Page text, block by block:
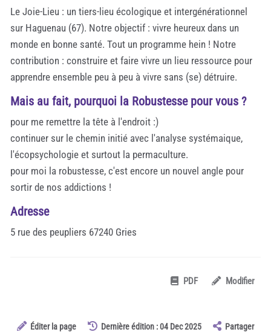
Le Joie-Lieu : un tiers-lieu écologique et intergénérationnel
sur Haguenau (67). Notre objectif : vivre heureux dans un
monde en bonne santé. Tout un programme hein ! Notre
contribution : construire et faire vivre un lieu ressource pour
apprendre ensemble peu à peu à vivre sans (se) détruire.
Mais au fait, pourquoi la Robustesse pour vous ?
pour me remettre la tête à l'endroit :)
continuer sur le chemin initié avec l'analyse systémaique,
l'écopsychologie et surtout la permaculture.
pour moi la robustesse, c'est encore un nouvel angle pour
sortir de nos addictions !
Adresse
5 rue des peupliers 67240 Gries
PDF Modifier
Éditer la page Dernière édition : 04 Dec 2025
Partager